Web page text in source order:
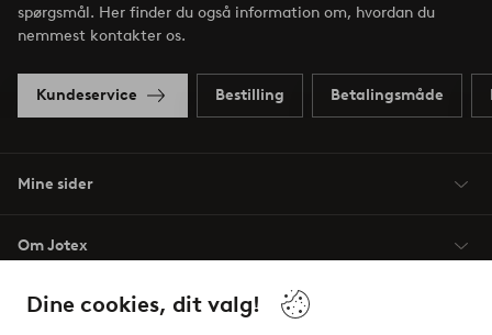
Dine cookies, dit valg!
spørgsmål. Her finder du også information om, hvordan du
nemmest kontakter os.
Kundeservice Bestilling Betalingsmåde
Mine sider
Om Jotex
Vilkår